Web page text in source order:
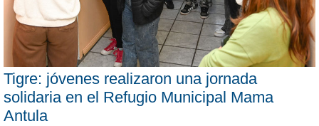
Tigre: jóvenes realizaron una jornada
solidaria en el Refugio Municipal Mama
Antula